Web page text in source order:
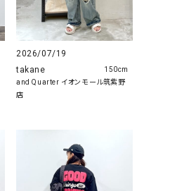
2026/07/19
takane
and Quarter イオンモール筑紫野
店
150cm